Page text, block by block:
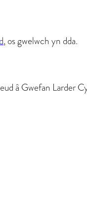
, os gwelwch yn dda.
â Gwefan Larder